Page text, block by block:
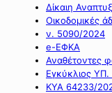
Δίκαιη
Οικοδομικές
ν. 5090/2024
e-ΕΦΚΑ
Αναθέτοντες
Εγκύκλιος
ΚΥΑ 64233/